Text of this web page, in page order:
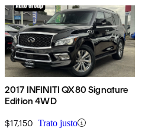
2017 INFINITI QX80 Signature
Edition 4WD
$17,150 Trato justo